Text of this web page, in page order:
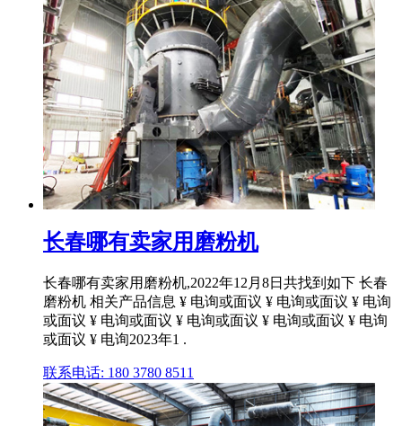
长春哪有卖家用磨粉机
长春哪有卖家用磨粉机,2022年12月8日共找到如下 长春
磨粉机 相关产品信息 ¥ 电询或面议 ¥ 电询或面议 ¥ 电询
或面议 ¥ 电询或面议 ¥ 电询或面议 ¥ 电询或面议 ¥ 电询
或面议 ¥ 电询2023年1 .
联系电话: 180 3780 8511